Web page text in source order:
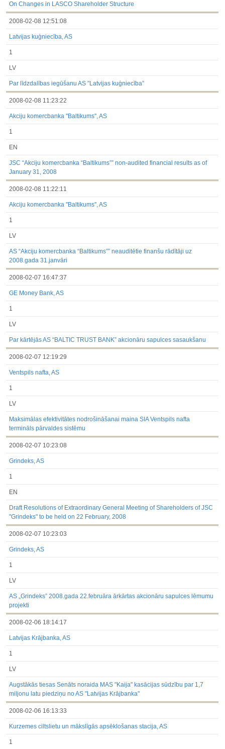
On Changes in LASCO Shareholder Structure
2008-02-08 12:51:08
Latvijas kuģniecība, AS
1
LV
Par līdzdalības iegūšanu AS ”Latvijas kuģniecība”
2008-02-08 11:23:22
Akciju komercbanka ''Baltikums'', AS
1
EN
JSC “Akciju komercbanka “Baltikums”” non-audited financial results as of
January 31, 2008
2008-02-08 11:22:11
Akciju komercbanka ''Baltikums'', AS
1
LV
AS “Akciju komercbanka “Baltikums”” neauditētie finanšu rādītāji uz
2008.gada 31.janvāri
2008-02-07 16:47:37
GE Money Bank, AS
1
LV
Par kārtējās AS “BALTIC TRUST BANK” akcionāru sapulces sasaukšanu
2008-02-07 12:19:29
Ventspils nafta, AS
1
LV
Maksimālas efektivitātes nodrošināšanai maina SIA Ventspils nafta
termināls pārvaldes sistēmu
2008-02-07 10:23:08
Grindeks, AS
1
EN
Draft Resolutions of Extraordinary General Meeting of Shareholders of JSC
"Grindeks" to be held on 22 February, 2008
2008-02-07 10:23:03
Grindeks, AS
1
LV
AS „Grindeks” 2008.gada 22.februāra ārkārtas akcionāru sapulces lēmumu
projekti
2008-02-06 18:14:17
Latvijas Krājbanka, AS
1
LV
Augstākās tiesas Senāts noraida MAS "Kaija" kasācijas sūdzību par 1,7
miljonu latu piedziņu no AS "Latvijas Krājbanka"
2008-02-06 16:13:33
Kurzemes ciltslietu un mākslīgās apsēklošanas stacija, AS
1